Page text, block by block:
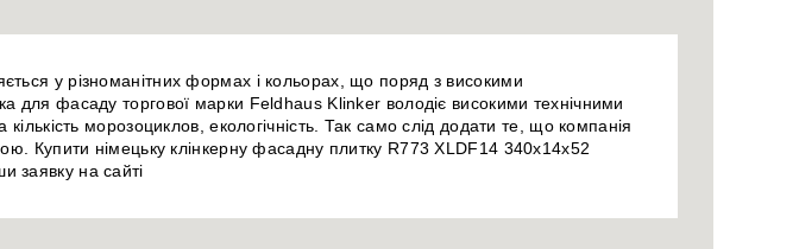
у різноманітних формах і кольорах, що поряд з високими
для фасаду торгової марки Feldhaus Klinker володіє високими технічними
морозоциклов, екологічність. Так само слід додати те, що компанія
Купити німецьку клінкерну фасадну плитку R773 XLDF14 340x14x52
заявку на сайті